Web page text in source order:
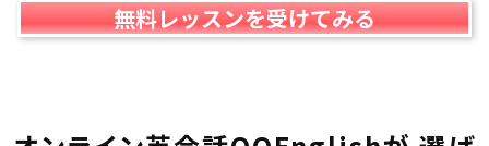
無料レッスンを受けてみる